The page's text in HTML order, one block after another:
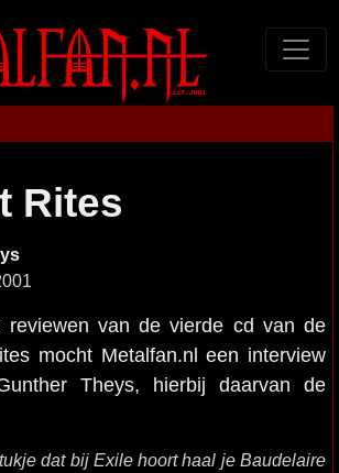
Rites
reviewen van de vierde cd van de
mocht Metalfan.nl een interview
Theys, hierbij daarvan de
dat bij Exile hoort haal je Baudelaire